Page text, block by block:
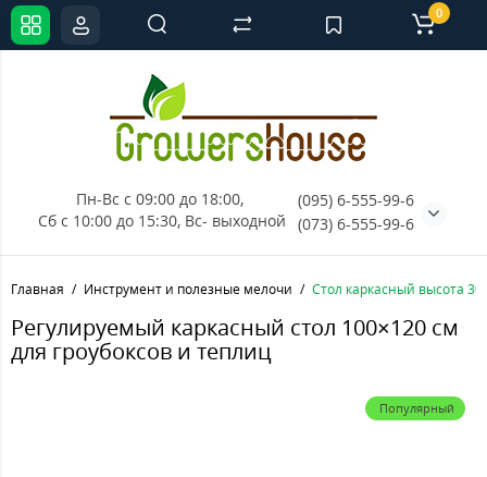
Пн-Вс с 09:00 до 18:00,
Сб с 10:00 до 15:30, Вс- выходной
(095) 6-555-99-6
(073) 6-555-99-6
0
Главная Инструмент и полезные мелочи Стол каркасный высота
Регулируемый каркасный стол 100×120 см
для гроубоксов и теплиц
Популярный